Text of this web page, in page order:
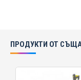
ПРОДУКТИ ОТ